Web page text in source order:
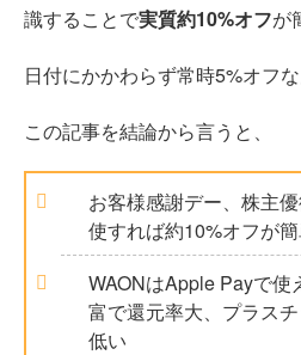
識することで実質約10%オフが
日付にかかわらず常時5%オフ
この記事を結論から言うと、
お客様感謝デー、株主
使すれば約10%オフが
WAONはApple Payで使
富で還元率大、プラス
低い